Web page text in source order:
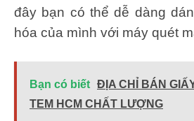
đây bạn có thể dễ dàng
hóa của mình với máy quét
Bạn có biết ĐỊA CHỈ BÁN
TEM HCM CHẤT LƯỢNG